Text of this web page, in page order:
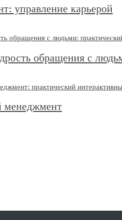
управление карьерой
обращения с
менеджмент